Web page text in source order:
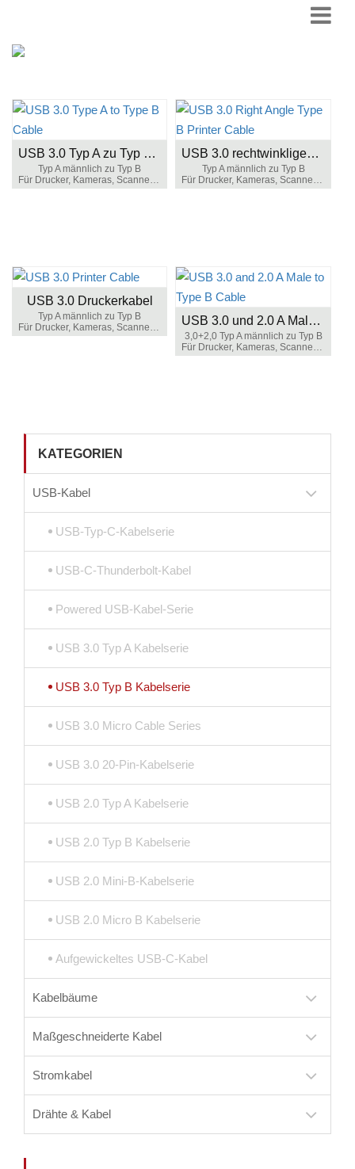
USB 3.0 Typ A zu Typ B Kabel
Typ A männlich zu Typ B
Für Drucker, Kameras, Scanner usw.
USB 3.0 rechtwinkliges Druckerkabel Typ B
Typ A männlich zu Typ B
Für Drucker, Kameras, Scanner usw.
USB 3.0 Druckerkabel
Typ A männlich zu Typ B
Für Drucker, Kameras, Scanner usw.
USB 3.0 und 2.0 A Male zu Typ B Kabel
3,0+2,0 Typ A männlich zu Typ B
Für Drucker, Kameras, Scanner usw.
KATEGORIEN
USB-Kabel
USB-Typ-C-Kabelserie
USB-C-Thunderbolt-Kabel
Powered USB-Kabel-Serie
USB 3.0 Typ A Kabelserie
USB 3.0 Typ B Kabelserie
USB 3.0 Micro Cable Series
USB 3.0 20-Pin-Kabelserie
USB 2.0 Typ A Kabelserie
USB 2.0 Typ B Kabelserie
USB 2.0 Mini-B-Kabelserie
USB 2.0 Micro B Kabelserie
Aufgewickeltes USB-C-Kabel
Kabelbäume
Maßgeschneiderte Kabel
Stromkabel
Drähte & Kabel